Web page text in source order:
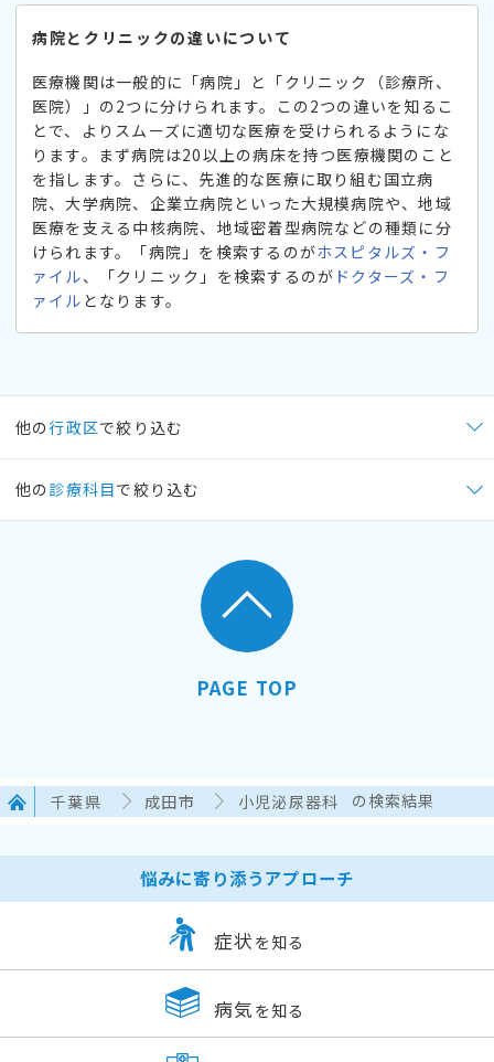
病院とクリニックの違いについて
医療機関は一般的に「病院」と「クリニック（診療所、
医院）」の2つに分けられます。この2つの違いを知るこ
とで、よりスムーズに適切な医療を受けられるようにな
ります。まず病院は20以上の病床を持つ医療機関のこと
を指します。さらに、先進的な医療に取り組む国立病
院、大学病院、企業立病院といった大規模病院や、地域
医療を支える中核病院、地域密着型病院などの種類に分
けられます。「病院」を検索するのがホスピタルズ・フ
ァイル、「クリニック」を検索するのが ドクターズ・フ
ァイル となります。
他の行政区で絞り込む
他の 診療科目で絞り込む
PAGE TOP
千葉県 成田市 小児泌尿器科 の検索結果
悩みに寄り添うアプローチ
症状 を知る
病気 を知る